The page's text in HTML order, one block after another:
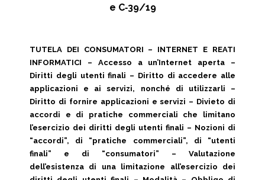
e C‑39/19
TUTELA DEI CONSUMATORI – INTERNET E REATI
INFORMATICI – Accesso a un’Internet aperta –
Diritti degli utenti finali – Diritto di accedere alle
applicazioni e ai servizi, nonché di utilizzarli –
Diritto di fornire applicazioni e servizi – Divieto di
accordi e di pratiche commerciali che limitano
l’esercizio dei diritti degli utenti finali – Nozioni di
“accordi”, di “pratiche commerciali”, di “utenti
finali” e di “consumatori” – Valutazione
dell’esistenza di una limitazione all’esercizio dei